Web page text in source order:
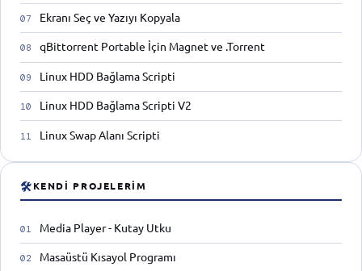
Ekranı Seç ve Yazıyı Kopyala
qBittorrent Portable İçin Magnet ve .Torrent
Linux HDD Bağlama Scripti
Linux HDD Bağlama Scripti V2
Linux Swap Alanı Scripti
🛠KENDI PROJELERIM
Media Player - Kutay Utku
Masaüstü Kısayol Programı